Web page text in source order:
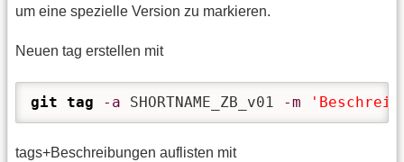
um eine spezielle Version zu markieren.
Neuen tag erstellen mit
git tag -a SHORTNAME_ZB_v01 -m
tags+Beschreibungen auflisten mit